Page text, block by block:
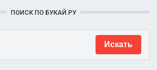
ПОИСК ПО БУКАЙ.РУ